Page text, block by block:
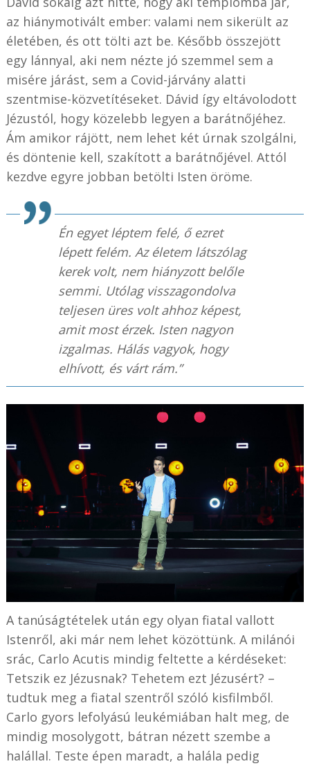
az hiánymotivált ember: valami nem sikerült az
életében, és ott tölti azt be. Később összejött
egy lánnyal, aki nem nézte jó szemmel sem a
misére járást, sem a Covid-járvány alatti
szentmise-közvetítéseket. Dávid így eltávolodott
Jézustól, hogy közelebb legyen a barátnőjéhez.
Ám amikor rájött, nem lehet két úrnak szolgálni,
és döntenie kell, szakított a barátnőjével. Attól
kezdve egyre jobban betölti Isten öröme.
Én egyet léptem felé, ő ezret
lépett felém. Az életem látszólag
kerek volt, nem hiányzott belőle
semmi. Utólag visszagondolva
teljesen üres volt ahhoz képest,
amit most érzek. Isten nagyon
izgalmas. Hálás vagyok, hogy
elhívott, és várt rám.”
A tanúságtételek után egy olyan fiatal vallott
Istenről, aki már nem lehet közöttünk. A milánói
srác, Carlo Acutis mindig feltette a kérdéseket:
Tetszik ez Jézusnak? Tehetem ezt Jézusért? –
tudtuk meg a fiatal szentről szóló kisfilmből.
Carlo gyors lefolyású leukémiában halt meg, de
mindig mosolygott, bátran nézett szembe a
halállal. Teste épen maradt, a halála pedig